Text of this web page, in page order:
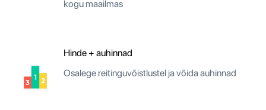
kogu maailmas
Hinde + auhinnad
Osalege reitinguvõistlustel ja võida auhinnad